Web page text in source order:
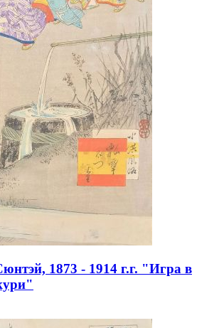
1873 - 1914 г.г. "Игра в